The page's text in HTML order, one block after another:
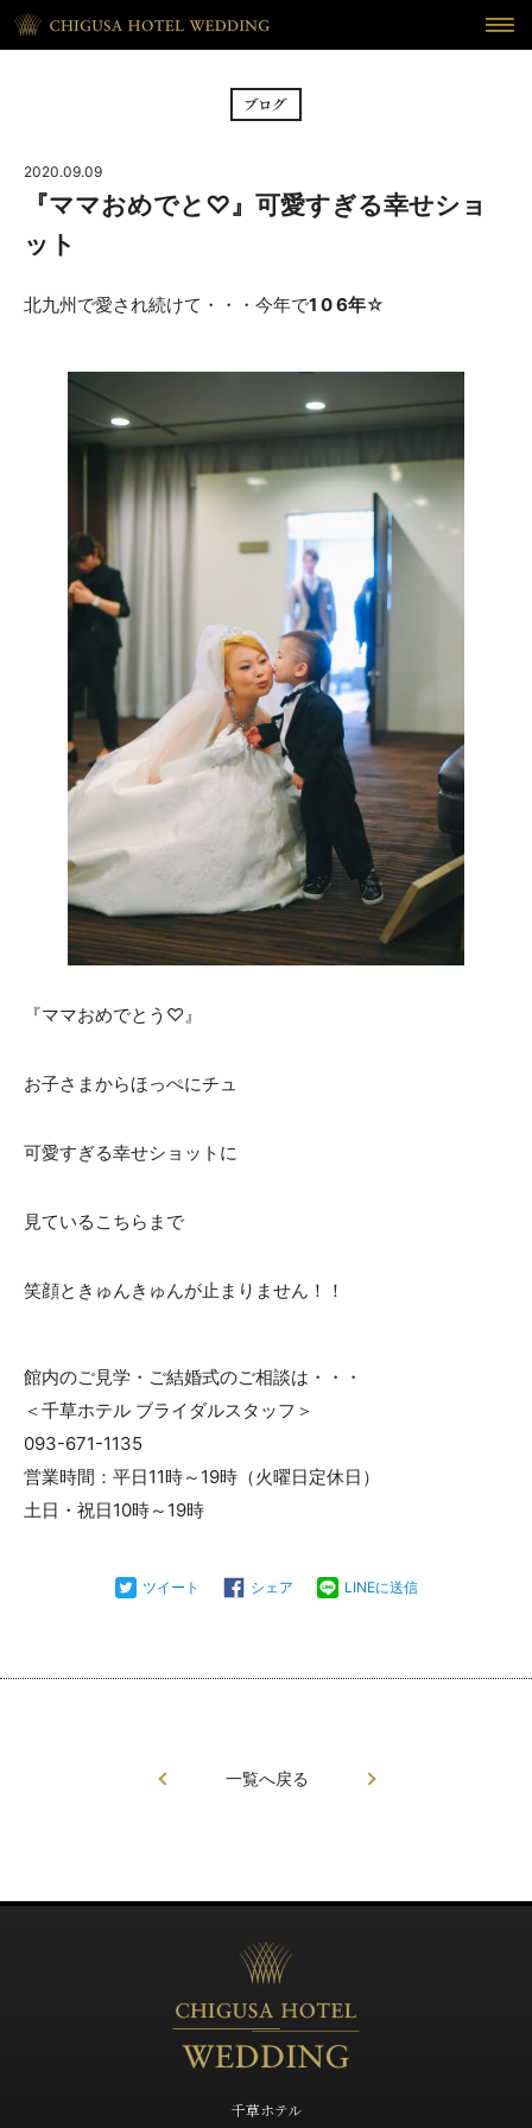
CEREMONY 挙式
RECEPTION
CUISINE
WAKON 和婚
ウェディング・レポート
DRESS
PLAN
プラン
ACCESS
アクセス
CONTACT
お問い合わせ
093-671-1131
平日 11:00-19:00（火曜定休） / 土日 10:00-19:00
千草ホテル公式サイト
»プライバシーポリシー
2020.09.09
『ママおめでと♡』可愛すぎる幸せショ
ット
北九州で愛され続けて・・・今年で1 0 6年☆
『ママおめでとう♡』
お子さまからほっぺにチュ
可愛すぎる幸せショットに
見ているこちらまで
笑顔ときゅんきゅんが止まりません！！
館内のご見学・ご結婚式のご相談は・・・
＜千草ホテル ブライダルスタッフ＞
093-671-1135
営業時間：平日11時～19時（火曜日定休日）
土日・祝日10時～19時
ツイート シェア LINEに送信
一覧へ戻る
千草ホテル